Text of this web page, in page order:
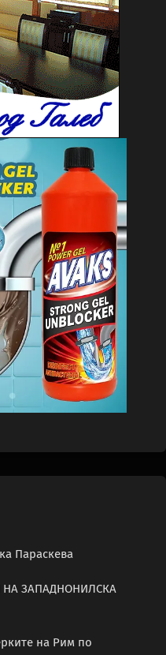
Параскева
НА ЗАПАДНОНИЛСКА
на Рим по